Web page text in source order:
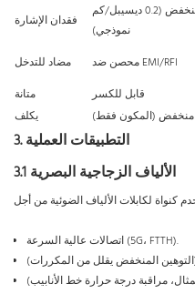
فقدان الإشارة
منخفض (0.2 ديسيبل/كم
نموذجي)
مضاد للتدخل محصن ضد EMI/RFI
متانة
قابل للكسر
يكلف
منخفض (المكون فقط)
3. التطبيقات العملية
3.1 الألياف الزجاجية البصرية
اتصالات عالية السرعة (5G، FTTH).